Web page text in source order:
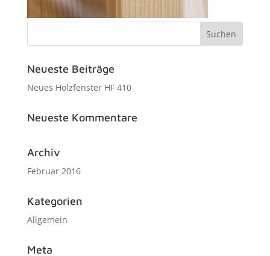
Neueste Beiträge
Neues Holzfenster HF 410
Neueste Kommentare
Archiv
Februar 2016
Kategorien
Allgemein
Meta